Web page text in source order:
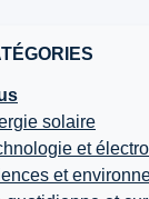
solaire
et
et